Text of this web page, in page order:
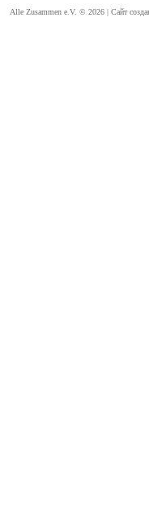
Alle Zusammen e.V. © 2026 | Сайт